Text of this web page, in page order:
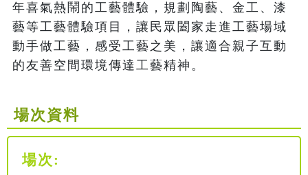
年喜氣熱鬧的工藝體驗，規劃陶藝、金工、漆
藝等工藝體驗項目，讓民眾闔家走進工藝場域
動手做工藝，感受工藝之美，讓適合親子互動
的友善空間環境傳達工藝精神。
場次資料
場次: